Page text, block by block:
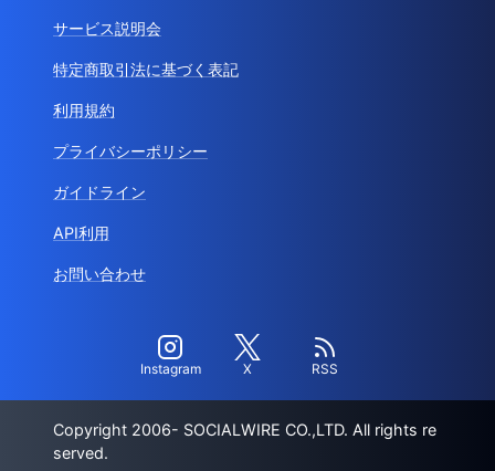
サービス説明会
特定商取引法に基づく表記
利用規約
プライバシーポリシー
ガイドライン
API利用
お問い合わせ
Instagram X RSS
Copyright 2006- SOCIALWIRE CO.,LTD. All rights re
served.